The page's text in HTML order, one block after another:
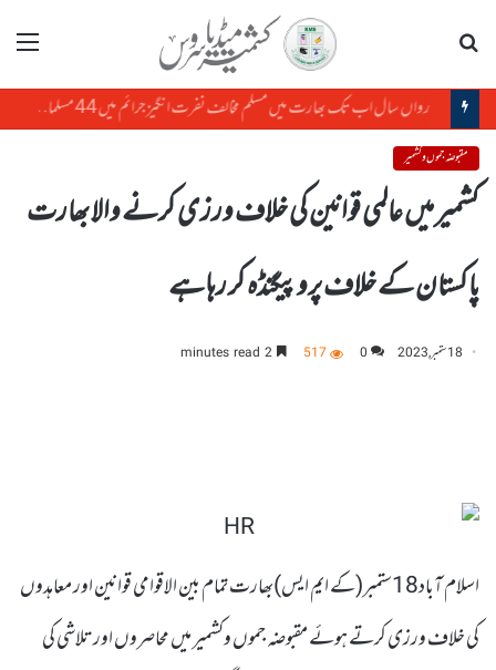
مینو
رواں سال اب تک بھارت میں مسلم مخالف نفرت انگیز جرائم میں 44 مسلمان مارے گئے: رپورٹ
مقبوضہ جموں و کشمیر
کشمیر میں عالمی قوانین کی خلاف ورزی کرنے والا بھارت
پاکستان کے خلاف پروپیگنڈہ کر رہا ہے
18 ستمبر, 2023 0
517
اسلام آباد18ستمبر(کے ایم ایس)بھارت تمام بین الاقوامی قوانین اور معاہدوں
کی خلاف ورزی کرتے ہوئے مقبوضہ جموں وکشمیر میں محاصروں اور تلاشی کی